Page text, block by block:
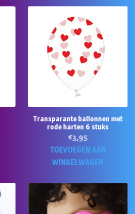
Transparante ballonnen met
rode harten 6 stuks
€3,95
TOEVOEGEN AAN
WINKELWAGEN